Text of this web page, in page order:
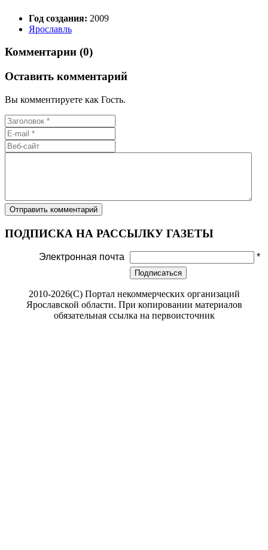
Год создания: 2009
Ярославль
Комментарии (0)
Оставить комментарий
Вы комментируете как Гость.
ПОДПИСКА НА РАССЫЛКУ ГАЗЕТЫ
Электронная почта *
Подписаться
2010-2026(С) Портал некоммерческих организаций
Ярославской области. При копировании материалов
обязательная ссылка на первоисточник